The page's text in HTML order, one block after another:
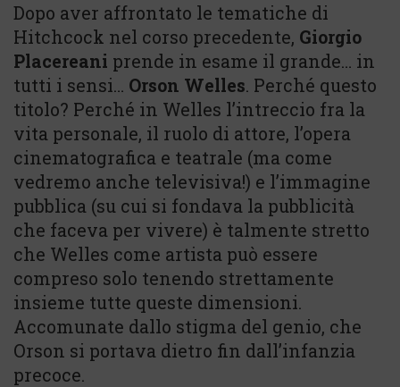
Dopo aver affrontato le tematiche di
Hitchcock nel corso precedente, Giorgio
Placereani prende in esame il grande… in
tutti i sensi… Orson Welles. Perché questo
titolo? Perché in Welles l’intreccio fra la
vita personale, il ruolo di attore, l’opera
cinematografica e teatrale (ma come
vedremo anche televisiva!) e l’immagine
pubblica (su cui si fondava la pubblicità
che faceva per vivere) è talmente stretto
che Welles come artista può essere
compreso solo tenendo strettamente
insieme tutte queste dimensioni.
Accomunate dallo stigma del genio, che
Orson si portava dietro fin dall’infanzia
precoce.